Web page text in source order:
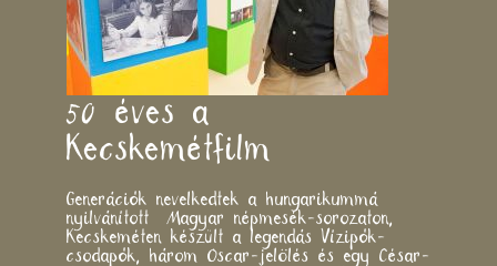
50 éves a
Kecskemétfilm
Generációk nevelkedtek a hungarikummá
nyilvánított Magyar népmesék-sorozaton,
Kecskeméten készült a legendás Vízipók-
csodapók, három Oscar-jelölés és egy César-